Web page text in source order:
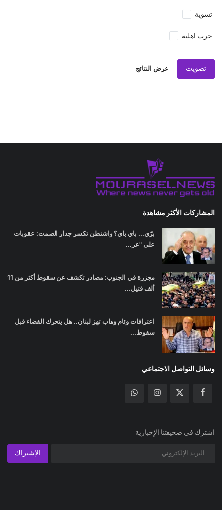
تسوية
حرب اهلية
تصويت عرض النتائج
المشاركات الأكثر مشاهدة
برّي... باي باي؟ واشنطن تكسر جدار الصمت: عقوبات
على "عر...
مجزرة في الجنوب: مصادر تكشف عن سقوط أكثر من 11
ألف قتيل...
اعترافات وئام وهاب تهز لبنان.. هل يتحرك القضاء قبل
سقوط...
وسائل التواصل الاجتماعي
اشترك في صحيفتنا الإخبارية
الإشتراك